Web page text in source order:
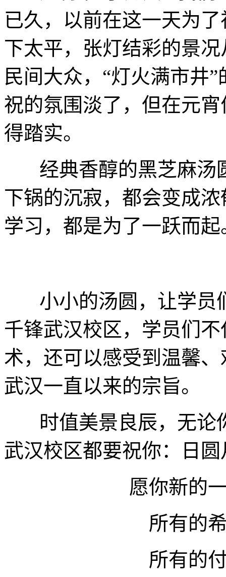
已久，以前在这一天为
下太平，张灯结彩的景
民间大众， “灯火满市井
祝的氛围淡了，但在元
得踏实。
经典香醇的黑芝麻汤
下锅的沉寂，都会变成
学习，都是为了一跃而起
小小的汤圆，让学员
千锋武汉校区，学员们
术，还可以感受到温馨
武汉一直以来的宗旨。
时值美景良辰，无论
武汉校区都要祝你：
日
愿你新的
所有的
所有的